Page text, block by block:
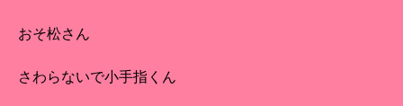
おそ松さん
さわらないで小手指くん